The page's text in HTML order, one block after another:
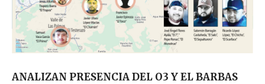
ANALIZAN PRESENCIA DEL O3 Y EL BARBAS